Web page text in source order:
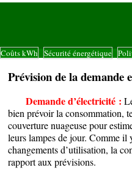
Coûts kWh Sécurité énergétique
Prévision de la demande
Demande d’électricité :
bien prévoir la consommation,
couverture nuageuse pour
leurs lampes de jour. Comme il
changements d’utilisation, la
rapport aux prévisions.